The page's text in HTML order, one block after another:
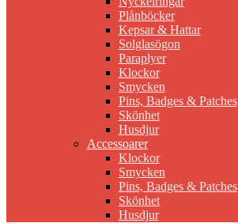
Plånböcker
Kepsar & Hattar
Solglasögon
Paraplyer
Klockor
Smycken
Pins, Badges & Patches
Skönhet
Husdjur
Accessoarer
Klockor
Smycken
Pins, Badges & Patches
Skönhet
Husdjur